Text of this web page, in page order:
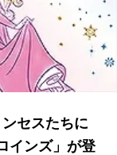
セスたちに
インズ」が登